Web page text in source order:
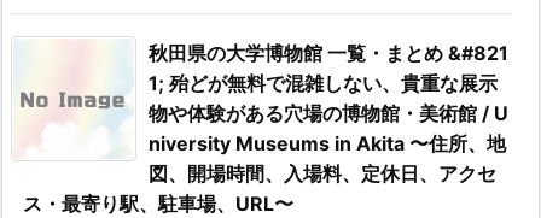
秋田県の大学博物館 一覧・まとめ &#821
1; 殆どが無料で混雑しない、貴重な展示
物や体験がある穴場の博物館・美術館 / U
niversity Museums in Akita 〜住所、地
図、開場時間、入場料、定休日、アクセ
ス・最寄り駅、駐車場、URL〜